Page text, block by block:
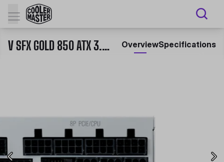
V SFX GOLD 850 ATX 3.0 WHITE EDITION OverviewSpecifications